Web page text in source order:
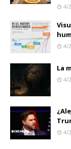
4/
4/
La
4/
4/